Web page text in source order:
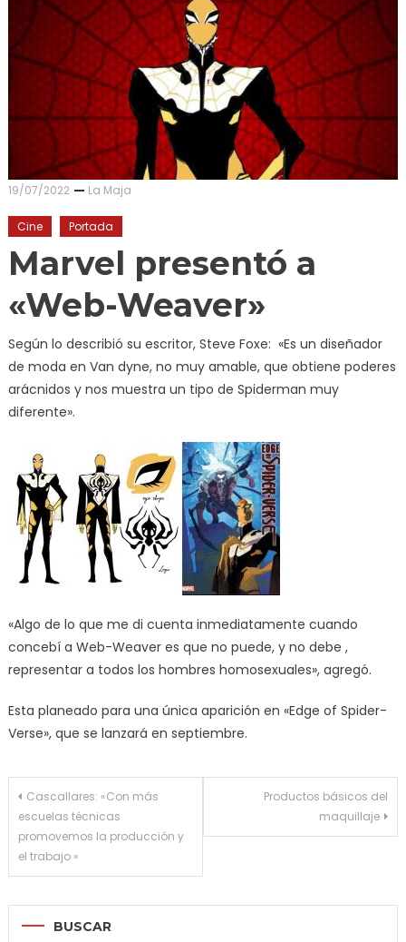
19/07/2022 La Maja
Cine Portada
Marvel presentó a
«Web-Weaver»
Según lo describió su escritor, Steve Foxe: «Es un diseñador
de moda en Van dyne, no muy amable, que obtiene poderes
arácnidos y nos muestra un tipo de Spiderman muy
diferente».
«Algo de lo que me di cuenta inmediatamente cuando
concebí a Web-Weaver es que no puede, y no debe ,
representar a todos los hombres homosexuales», agregó.
Esta planeado para una única aparición en «Edge of Spider-
Verse», que se lanzará en septiembre.
Navegación
de
entradas
Cascallares: «Con más
escuelas técnicas
promovemos la producción y
el trabajo «
Productos básicos del
maquillaje
BUSCAR